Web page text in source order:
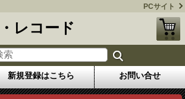
PCサイト
レコード
新規登録はこちら お問い合せ